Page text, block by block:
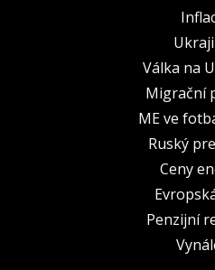
Válka na
Migrační
ME ve
Ruský
Ceny
Penzijní